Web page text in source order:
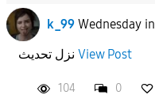
k_99 Wednesdayin
View Post
104 0